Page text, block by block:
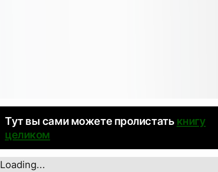
Тут вы сами можете пролистать книгу
целиком
Loading...